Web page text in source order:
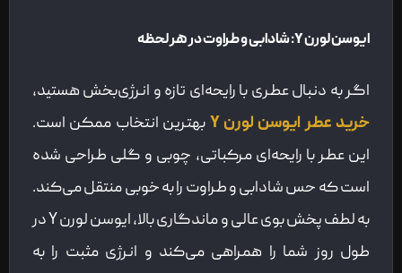
ایوسن لورن شادابی و طراوت در هر لحظه
اگر به دنبال عطری با رایحه‌ای تازه و انرژی‌بخش هستید،
خرید عطر ایوسن لورن Y
بهترین انتخاب ممکن است.
این عطر با رایحه‌ای مرکباتی، چوبی و گلی طراحی شده
است که حس شادابی و طراوت را به خوبی منتقل می‌کند.
به لطف پخش بوی عالی و ماندگاری بالا، ایوسن لورن Y در
طول روز شما را همراهی می‌کند و انرژی مثبت را به